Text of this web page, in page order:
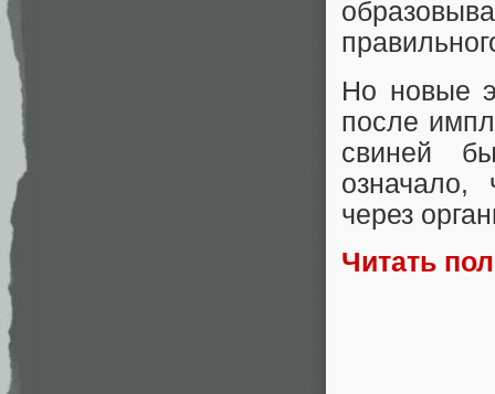
Но новые
после
свиней
означало,
через
Читать